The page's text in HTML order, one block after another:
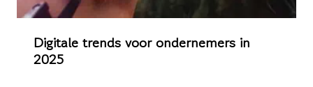
Digitale trends voor ondernemers in
2025